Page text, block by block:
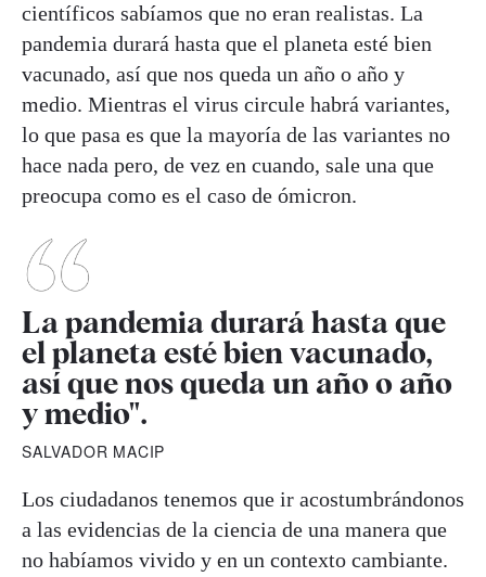
científicos sabíamos que no eran realistas. La
pandemia durará hasta que el planeta esté bien
vacunado, así que nos queda un año o año y
medio. Mientras el virus circule habrá variantes,
lo que pasa es que la mayoría de las variantes no
hace nada pero, de vez en cuando, sale una que
preocupa como es el caso de ómicron.
La pandemia durará hasta que
el planeta esté bien vacunado,
así que nos queda un año o año
y medio".
SALVADOR MACIP
Los ciudadanos tenemos que ir acostumbrándonos
a las evidencias de la ciencia de una manera que
no habíamos vivido y en un contexto cambiante.